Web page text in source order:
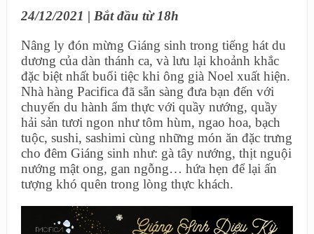
24/12/2021 | Bắt đầu từ 18h
Nâng ly đón mừng Giáng sinh trong tiếng hát du
dương của dàn thánh ca, và lưu lại khoảnh khắc
đặc biệt nhất buổi tiệc khi ông già Noel xuất hiện.
Nhà hàng Pacifica đã sẵn sàng đưa bạn đến với
chuyến du hành ẩm thực với quầy nướng, quầy
hải sản tươi ngon như tôm hùm, ngao hoa, bạch
tuộc, sushi, sashimi cùng những món ăn đặc trưng
cho đêm Giáng sinh như: gà tây nướng, thịt nguội
nướng mật ong, gan ngỗng… hứa hẹn để lại ấn
tượng khó quên trong lòng thực khách.